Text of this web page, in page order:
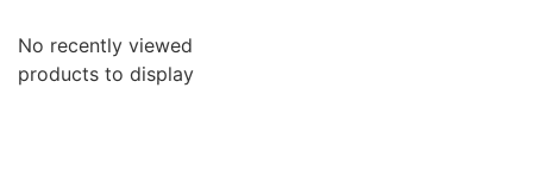
No recently viewed
products to display